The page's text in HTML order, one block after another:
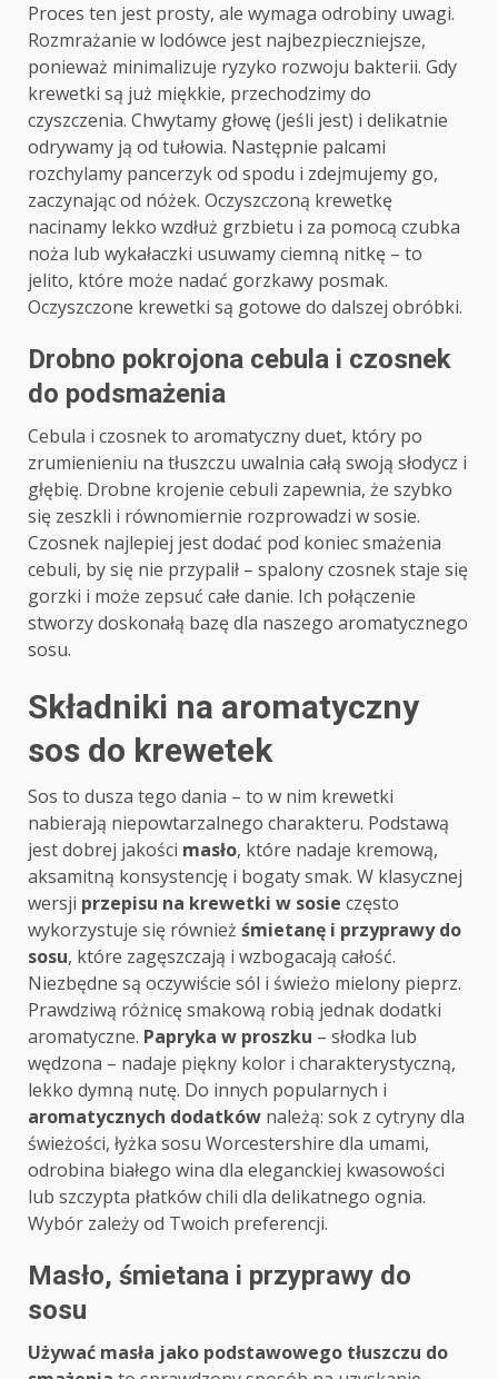
Proces ten jest prosty, ale wymaga odrobiny uwagi.
Rozmrażanie w lodówce jest najbezpieczniejsze,
ponieważ minimalizuje ryzyko rozwoju bakterii. Gdy
krewetki są już miękkie, przechodzimy do
czyszczenia. Chwytamy głowę (jeśli jest) i delikatnie
odrywamy ją od tułowia. Następnie palcami
rozchylamy pancerzyk od spodu i zdejmujemy go,
zaczynając od nóżek. Oczyszczoną krewetkę
nacinamy lekko wzdłuż grzbietu i za pomocą czubka
noża lub wykałaczki usuwamy ciemną nitkę – to
jelito, które może nadać gorzkawy posmak.
Oczyszczone krewetki są gotowe do dalszej obróbki.
Drobno pokrojona cebula i czosnek
do podsmażenia
Cebula i czosnek to aromatyczny duet, który po
zrumienieniu na tłuszczu uwalnia całą swoją słodycz i
głębię. Drobne krojenie cebuli zapewnia, że szybko
się zeszkli i równomiernie rozprowadzi w sosie.
Czosnek najlepiej jest dodać pod koniec smażenia
cebuli, by się nie przypalił – spalony czosnek staje się
gorzki i może zepsuć całe danie. Ich połączenie
stworzy doskonałą bazę dla naszego aromatycznego
sosu.
Składniki na aromatyczny
sos do krewetek
Sos to dusza tego dania – to w nim krewetki
nabierają niepowtarzalnego charakteru. Podstawą
jest dobrej jakości masło, które nadaje kremową,
aksamitną konsystencję i bogaty smak. W klasycznej
wersji przepisu na krewetki w sosie często
wykorzystuje się również śmietanę i przyprawy do
sosu, które zagęszczają i wzbogacają całość.
Niezbędne są oczywiście sól i świeżo mielony pieprz.
Prawdziwą różnicę smakową robią jednak dodatki
aromatyczne. Papryka w proszku – słodka lub
wędzona – nadaje piękny kolor i charakterystyczną,
lekko dymną nutę. Do innych popularnych i
aromatycznych dodatków należą: sok z cytryny dla
świeżości, łyżka sosu Worcestershire dla umami,
odrobina białego wina dla eleganckiej kwasowości
lub szczypta płatków chili dla delikatnego ognia.
Wybór zależy od Twoich preferencji.
Masło, śmietana i przyprawy do
sosu
Używać masła jako podstawowego tłuszczu do